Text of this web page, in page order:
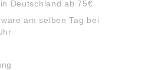
Deutschland ab 75€
am selben Tag bei